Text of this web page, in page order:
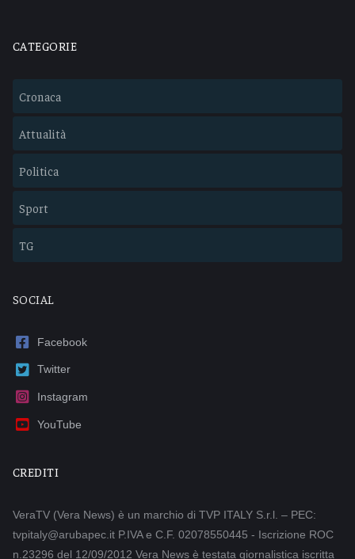
CATEGORIE
Cronaca
Attualità
Politica
Sport
TG
SOCIAL
Facebook
Twitter
Instagram
YouTube
CREDITI
VeraTV (Vera News) è un marchio di TVP ITALY S.r.l. – PEC:
tvpitaly@arubapec.it P.IVA e C.F. 02078550445 - Iscrizione ROC
n.23296 del 12/09/2012 Vera News è testata giornalistica iscritta